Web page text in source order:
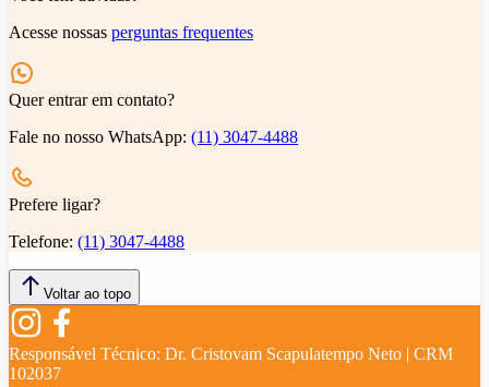
Acesse nossas perguntas frequentes
Quer entrar em contato?
Fale no nosso WhatsApp: (11) 3047-4488
Prefere ligar?
Telefone: (11) 3047-4488
Voltar ao topo
Responsável Técnico: Dr. Cristovam Scapulatempo Neto | CRM
102037